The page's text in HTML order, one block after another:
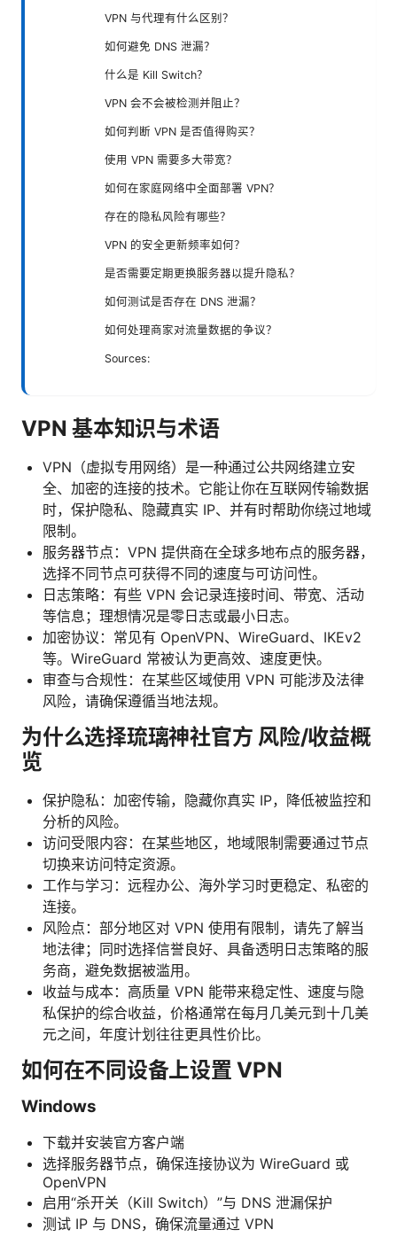
VPN 与代理有什么区别？
如何避免 DNS 泄漏？
什么是 Kill Switch？
VPN 会不会被检测并阻止？
如何判断 VPN 是否值得购买？
使用 VPN 需要多大带宽？
如何在家庭网络中全面部署 VPN？
存在的隐私风险有哪些？
VPN 的安全更新频率如何？
是否需要定期更换服务器以提升隐私？
如何测试是否存在 DNS 泄漏？
如何处理商家对流量数据的争议？
Sources:
VPN 基本知识与术语
VPN（虚拟专用网络）是一种通过公共网络建立安
全、加密的连接的技术。它能让你在互联网传输数据
时，保护隐私、隐藏真实 IP、并有时帮助你绕过地域
限制。
服务器节点：VPN 提供商在全球多地布点的服务器，
选择不同节点可获得不同的速度与可访问性。
日志策略：有些 VPN 会记录连接时间、带宽、活动
等信息；理想情况是零日志或最小日志。
加密协议：常见有 OpenVPN、WireGuard、IKEv2
等。WireGuard 常被认为更高效、速度更快。
审查与合规性：在某些区域使用 VPN 可能涉及法律
风险，请确保遵循当地法规。
为什么选择琉璃神社官方 风险/收益概
览
保护隐私：加密传输，隐藏你真实 IP，降低被监控和
分析的风险。
访问受限内容：在某些地区，地域限制需要通过节点
切换来访问特定资源。
工作与学习：远程办公、海外学习时更稳定、私密的
连接。
风险点：部分地区对 VPN 使用有限制，请先了解当
地法律；同时选择信誉良好、具备透明日志策略的服
务商，避免数据被滥用。
收益与成本：高质量 VPN 能带来稳定性、速度与隐
私保护的综合收益，价格通常在每月几美元到十几美
元之间，年度计划往往更具性价比。
如何在不同设备上设置 VPN
Windows
下载并安装官方客户端
选择服务器节点，确保连接协议为 WireGuard 或
OpenVPN
启用“杀开关（Kill Switch）”与 DNS 泄漏保护
测试 IP 与 DNS，确保流量通过 VPN